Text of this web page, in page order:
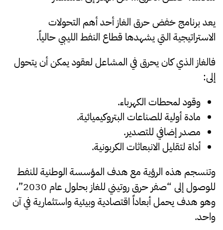
يعد برنامج خفض حرق الغاز أحد أهم التحولات
الاستراتيجية التي يشهدها قطاع النفط الليبي حالياً.
فالغاز الذي كان يحرق في المشاعل لعقود يمكن أن يتحول
إلى:
وقود لمحطات الكهرباء.
مادة أولية للصناعات البتروكيميائية.
مصدر إضافي للتصدير.
أداة لتقليل الانبعاثات الكربونية.
وتنسجم هذه الرؤية مع هدف المؤسسة الوطنية للنفط
للوصول إلى “صفر حرق روتيني للغاز بحلول عام 2030”،
وهو هدف يحمل أبعاداً اقتصادية وبيئية واستثمارية في آن
واحد.